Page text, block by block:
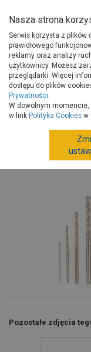
Strona główna
Akcesoria do
Zestaw wierteł
RAWLPLUG
Pozostałe zdjęcia
Nasza strona
Serwis korzysta z
prawidłowego
reklamy oraz analizy
użytkownicy. Możesz
przeglądarki. Więcej
dostępu do plików
Prywatności.
W dowolnym
w link Polityka Cookies w